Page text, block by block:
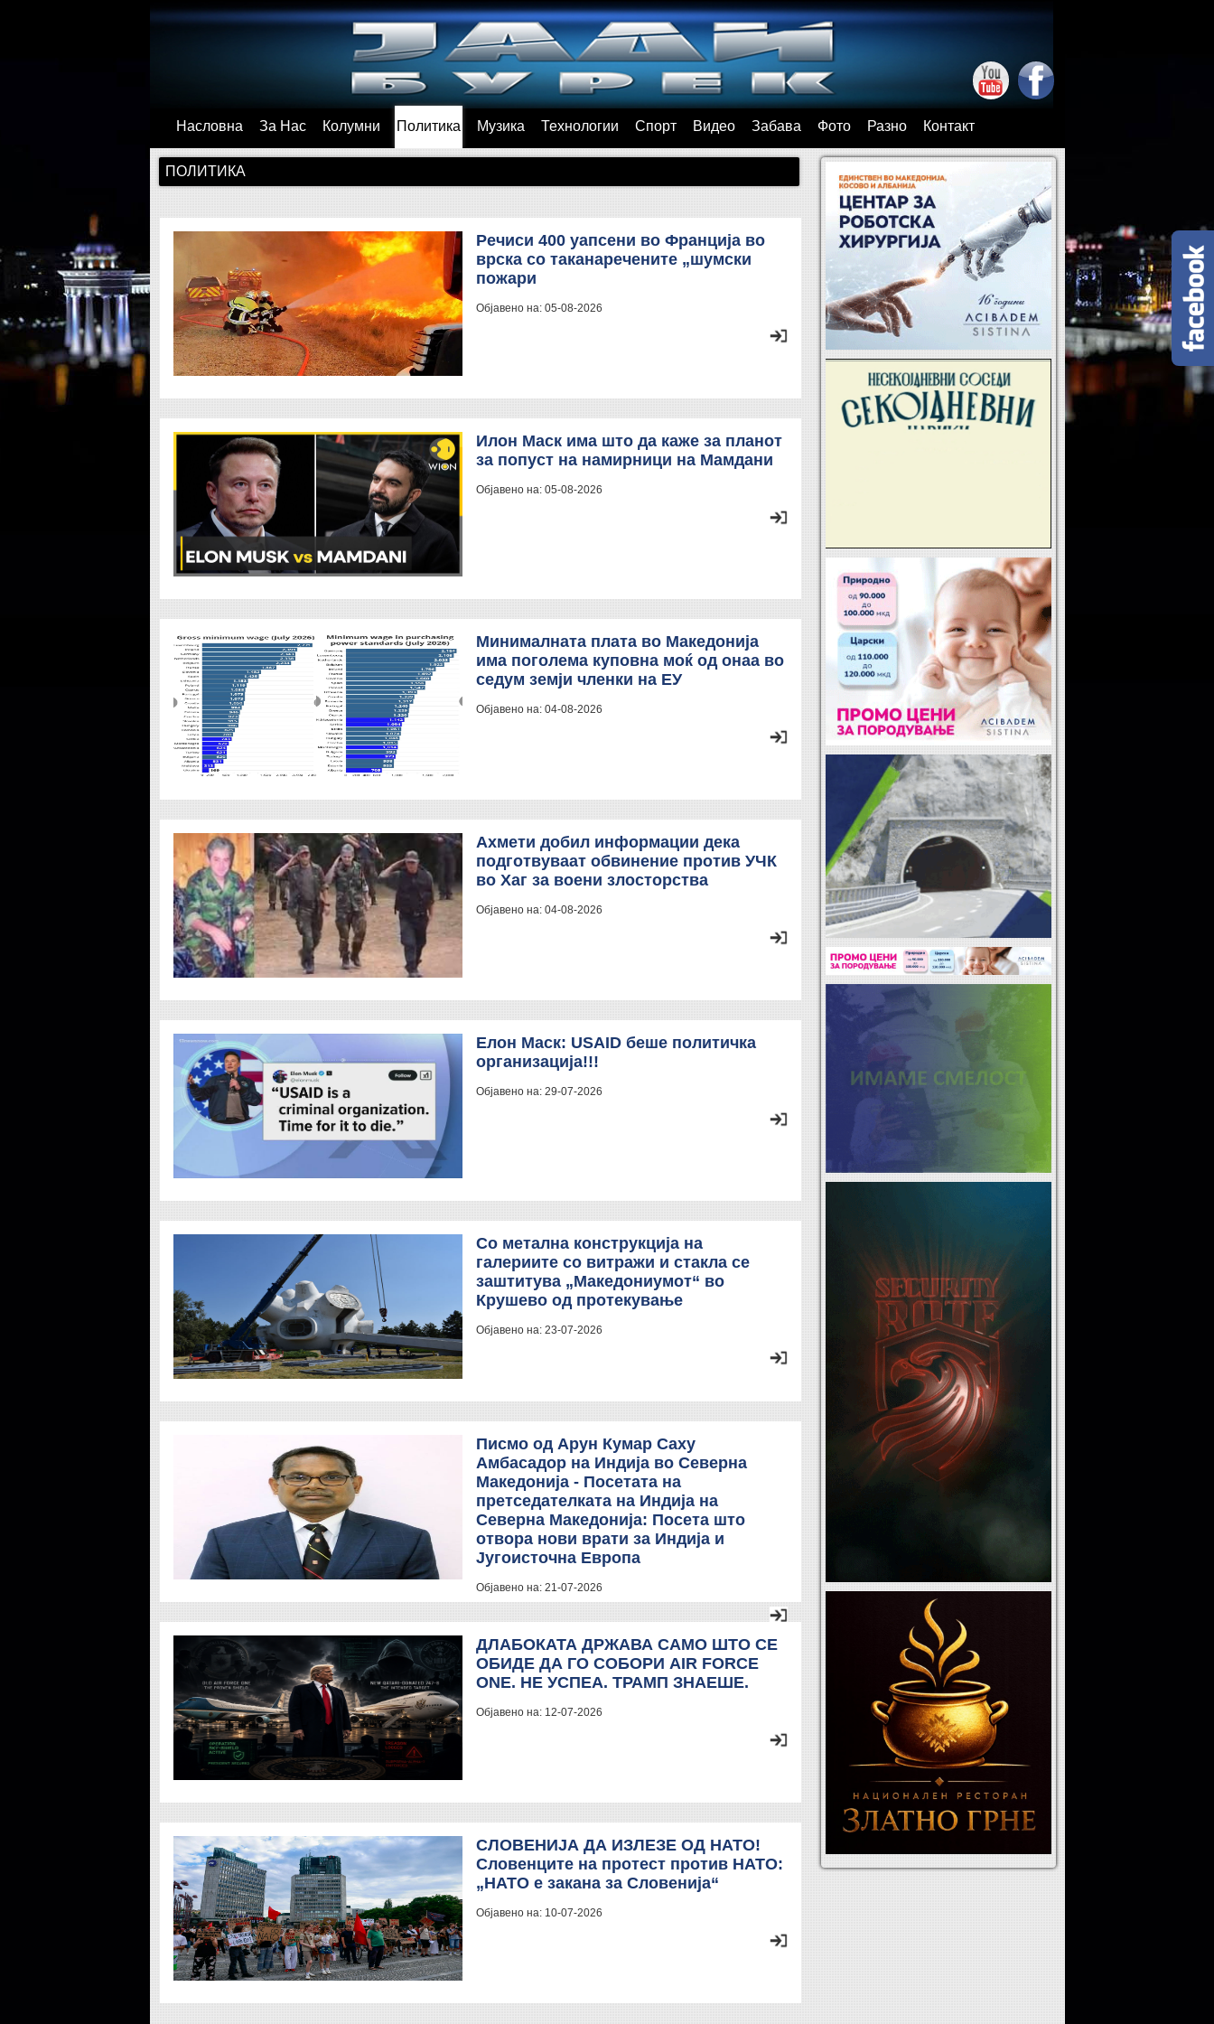
Насловна За Нас Колумни Политика Музика Технологии Спорт Видео Забава Фото Разно Контакт
ПОЛИТИКА
Речиси 400 уапсени во Франција во
врска со таканаречените „шумски
пожари
Објавено на: 05-08-2026
Илон Маск има што да каже за планот
за попуст на намирници на Мамдани
Објавено на: 05-08-2026
Минималната плата во Македонија
има поголема куповна моќ од онаа во
седум земји членки на ЕУ
Објавено на: 04-08-2026
Aхмети добил информации дека
подготвуваат обвинение против УЧК
во Хаг за воени злосторства
Објавено на: 04-08-2026
Елон Маск: USAID беше политичка
организација!!!
Објавено на: 29-07-2026
Со метална конструкција на
галериите со витражи и стакла се
заштитува „Македониумот“ во
Крушево од протекување
Објавено на: 23-07-2026
Писмо од Арун Кумар Саху
Амбасадор на Индија во Северна
Македонија - Посетата на
претседателката на Индија на
Северна Македонија: Посета што
отвора нови врати за Индија и
Југоисточна Европа
Објавено на: 21-07-2026
ДЛАБОКАТА ДРЖАВА САМО ШТО СЕ
ОБИДЕ ДА ГО СОБОРИ AIR FORCE
ONE. НЕ УСПЕА. ТРАМП ЗНАЕШЕ.
Објавено на: 12-07-2026
СЛОВЕНИЈА ДА ИЗЛЕЗЕ ОД НАТО!
Словенците на протест против НАТО:
„НАТО е закана за Словенија“
Објавено на: 10-07-2026